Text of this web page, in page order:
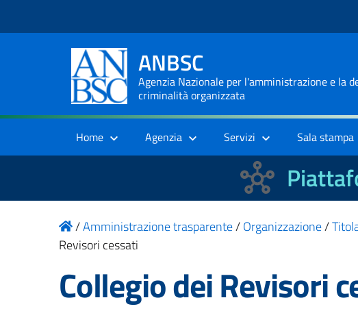
ANBSC
Agenzia Nazionale per l'amministrazione e la
criminalità organizzata
Home Agenzia Servizi Sala stampa
/Amministrazione trasparente/Organizzazione/
Revisori cessati
Collegio dei Revisori